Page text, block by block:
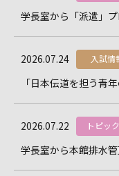
学長室から――「派遣」
2026.07.24 入試情
「日本伝道を担う青
2026.07.22 トピッ
学長室から――本館排水